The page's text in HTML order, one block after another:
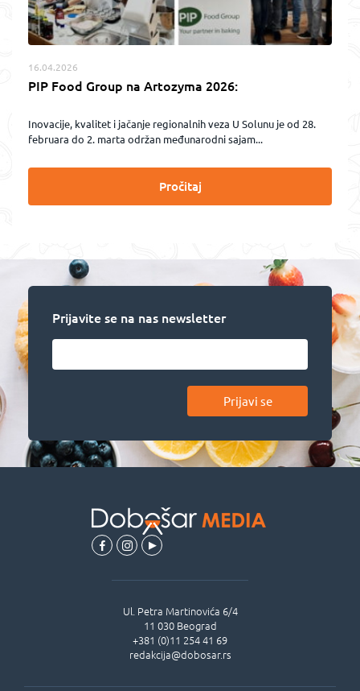
16.04.2026
PIP Food Group na Artozyma 2026:
Inovacije, kvalitet i jačanje regionalnih veza U Solunu je od 28.
februara do 2. marta održan međunarodni sajam...
Pročitaj
Prijavite se na nas newsletter
Prijavi se
Ul. Petra Martinovića 6/4
11 030 Beograd
+381 (0)11 254 41 69
redakcija@dobosar.rs